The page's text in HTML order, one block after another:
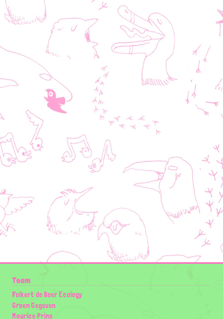
Team
Folkert de Boer Ecology
Groen Gegeven
Maurice Prins